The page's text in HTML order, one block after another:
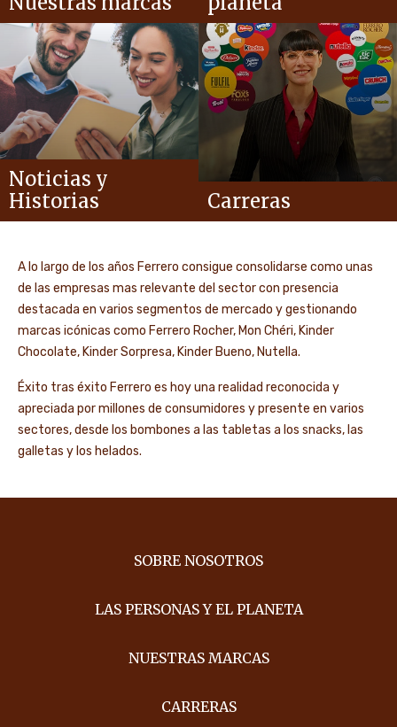
Noticias y
Historias
Carreras
A lo largo de los años Ferrero consigue consolidarse como unas
de las empresas mas relevante del sector con presencia
destacada en varios segmentos de mercado y gestionando
marcas icónicas como Ferrero Rocher, Mon Chéri, Kinder
Chocolate, Kinder Sorpresa, Kinder Bueno, Nutella.
Éxito tras éxito Ferrero es hoy una realidad reconocida y
apreciada por millones de consumidores y presente en varios
sectores, desde los bombones a las tabletas a los snacks, las
galletas y los helados.
SOBRE NOSOTROS
LAS PERSONAS Y EL PLANETA
NUESTRAS MARCAS
CARRERAS